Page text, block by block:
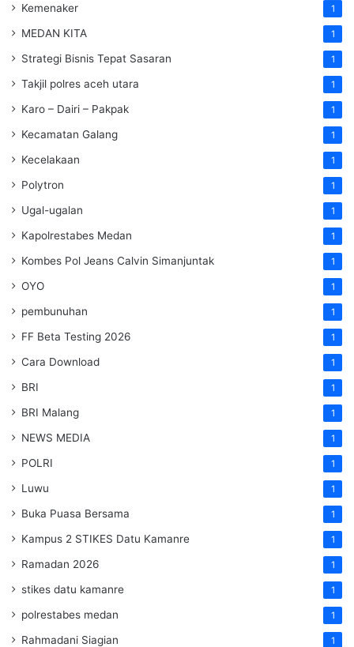
Kemenaker 1
MEDAN KITA 1
Strategi Bisnis Tepat Sasaran 1
Takjil polres aceh utara 1
Karo – Dairi – Pakpak 1
Kecamatan Galang 1
Kecelakaan 1
Polytron 1
Ugal-ugalan 1
Kapolrestabes Medan 1
Kombes Pol Jeans Calvin Simanjuntak 1
OYO 1
pembunuhan 1
FF Beta Testing 2026 1
Cara Download 1
BRI 1
BRI Malang 1
NEWS MEDIA 1
POLRI 1
Luwu 1
Buka Puasa Bersama 1
Kampus 2 STIKES Datu Kamanre 1
Ramadan 2026 1
stikes datu kamanre 1
polrestabes medan 1
Rahmadani Siagian 1